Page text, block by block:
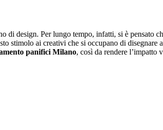
di design. Per lungo tempo, infatti, si è pensato
stimolo ai creativi che si occupano di disegnare
panifici Milano, così da rendere l’impatto